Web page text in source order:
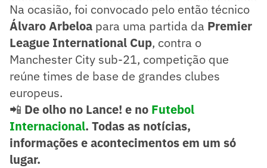
Na ocasião, foi convocado pelo então técnico
Álvaro Arbeloa para uma partida da Premier
League International Cup, contra o
Manchester City sub-21, competição que
reúne times de base de grandes clubes
europeus.
📲 De olho no Lance! e no Futebol
Internacional. Todas as notícias,
informações e acontecimentos em um só
lugar.